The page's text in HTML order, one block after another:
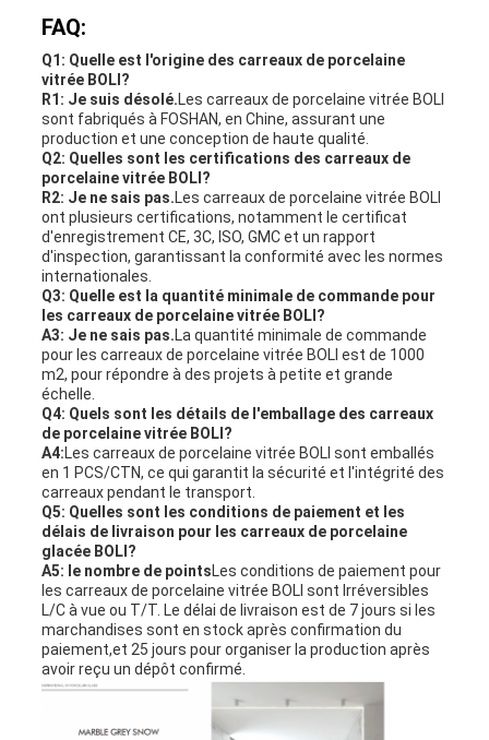
FAQ:
Q1: Quelle est l'origine des carreaux de porcelaine
vitrée BOLI?
R1: Je suis désolé.Les carreaux de porcelaine vitrée BOLI
sont fabriqués à FOSHAN, en Chine, assurant une
production et une conception de haute qualité.
Q2: Quelles sont les certifications des carreaux de
porcelaine vitrée BOLI?
R2: Je ne sais pas.Les carreaux de porcelaine vitrée BOLI
ont plusieurs certifications, notamment le certificat
d'enregistrement CE, 3C, ISO, GMC et un rapport
d'inspection, garantissant la conformité avec les normes
internationales.
Q3: Quelle est la quantité minimale de commande pour
les carreaux de porcelaine vitrée BOLI?
A3: Je ne sais pas.La quantité minimale de commande
pour les carreaux de porcelaine vitrée BOLI est de 1000
m2, pour répondre à des projets à petite et grande
échelle.
Q4: Quels sont les détails de l'emballage des carreaux
de porcelaine vitrée BOLI?
A4:Les carreaux de porcelaine vitrée BOLI sont emballés
en 1 PCS/CTN, ce qui garantit la sécurité et l'intégrité des
carreaux pendant le transport.
Q5: Quelles sont les conditions de paiement et les
délais de livraison pour les carreaux de porcelaine
glacée BOLI?
A5: le nombre de pointsLes conditions de paiement pour
les carreaux de porcelaine vitrée BOLI sont Irréversibles
L/C à vue ou T/T. Le délai de livraison est de 7 jours si les
marchandises sont en stock après confirmation du
paiement,et 25 jours pour organiser la production après
avoir reçu un dépôt confirmé.